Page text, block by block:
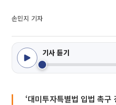
손민지 기자
기사 듣기
‘대미투자특별법 입법 촉구